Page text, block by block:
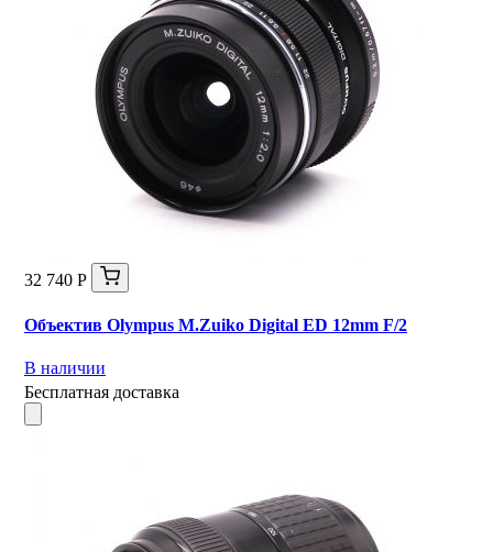
32 740 Р
Объектив Olympus M.Zuiko Digital ED 12mm F/2
В наличии
Бесплатная доставка